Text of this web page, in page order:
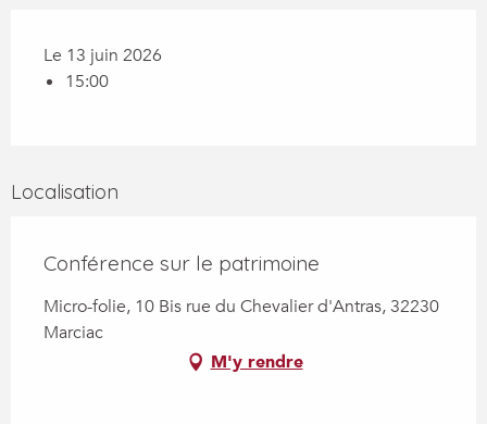
Le 13 juin 2026
15:00
Localisation
Conférence sur le patrimoine
Micro-folie, 10 Bis rue du Chevalier d'Antras, 32230
Marciac
M'y rendre